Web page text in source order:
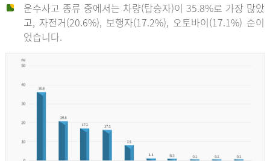
운수사고 종류 중에서는 차량(탑승자)이 35.8%로 가장 많았
고, 자전거(20.6%), 보행자(17.2%), 오토바이(17.1%) 순이
었습니다.